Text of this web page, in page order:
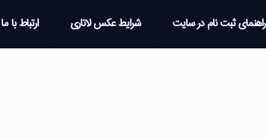
راهنمای ثبت نام در سایت شرایط عکس لاتاری ارتباط با ما